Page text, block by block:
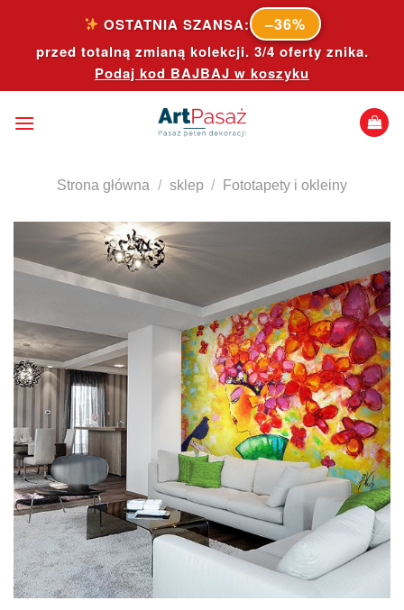
content
OSTATNIA SZANSA: –36%
przed totalną zmianą kolekcji. 3/4 oferty znika.
Podaj kod BAJBAJ w koszyku
Strona główna / sklep / Fototapety i okleiny